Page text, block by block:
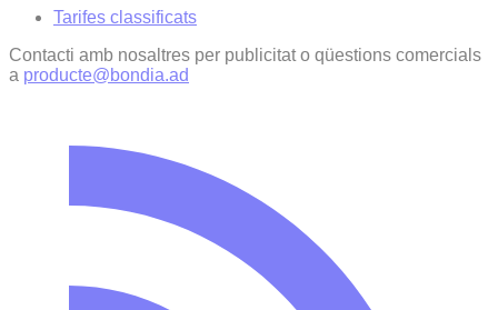
Tarifes classificats
Contacti amb nosaltres per publicitat o qüestions comercials
a producte@bondia.ad